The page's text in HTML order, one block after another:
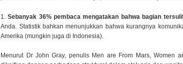
1.Sebanyak 36% pembaca mengatakan bahwa bagian
Anda. Statistik bahkan menunjukkan bahwa kurangnya
Amerika (mungkin juga di Indonesia).
Menurut Dr John Gray, penulis Men are From Mars, Women